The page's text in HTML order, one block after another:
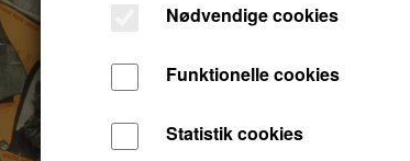
Genboerne er en
Langberg, Karen
Overfor Regensen
Nødvendige cookies
Funktionelle cookies
Statistik cookies